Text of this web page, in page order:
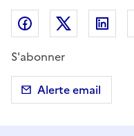
Partager surPartager
S'abonner
Alerte email